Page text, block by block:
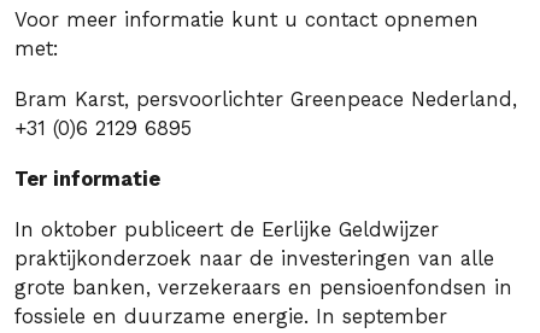
Voor meer informatie kunt u contact opnemen
met:
Bram Karst, persvoorlichter Greenpeace Nederland,
+31 (0)6 2129 6895
Ter informatie
In oktober publiceert de Eerlijke Geldwijzer
praktijkonderzoek naar de investeringen van alle
grote banken, verzekeraars en pensioenfondsen in
fossiele en duurzame energie. In september